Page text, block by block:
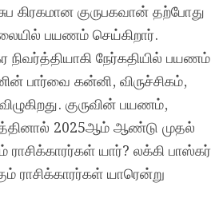
கிரகமான குருபகவான் தற்போது
பயணம் செய்கிறார்.
நேர்கதியில் பயணம்
பார்வை கன்னி, விருச்சிகம்,
குருவின் பயணம்,
2025ஆம் ஆண்டு முதல்
ராசிக்காரர்கள் யார்? லக்கி பாஸ்கர்
யாரென்று